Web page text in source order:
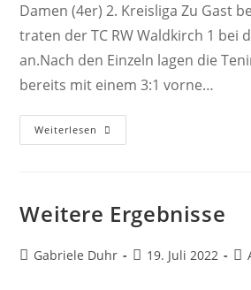
Damen (4er) 2. Kreisliga Zu Gast
traten der TC RW Waldkirch 1 bei
an.Nach den Einzeln lagen die
bereits mit einem 3:1 vorne…
Weiterlesen Der
Letzte
Weitere Ergebnisse
Beitrags-
Gabriele Duhr
Beitrag
19. Juli 2022